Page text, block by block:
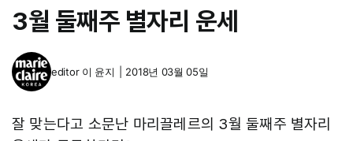
3월 둘째주 별자리 운세
editor 이 윤지 2018년 03월 05일
잘 맞는다고 소문난 마리끌레르의 3월 둘째주 별자리